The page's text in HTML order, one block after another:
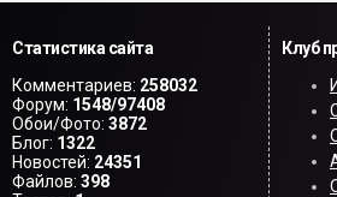
Статистика сайта
Комментариев: 258032
Форум: 1548/97408
Обои/Фото: 3872
Блог: 1322
Новостей: 24351
Файлов: 398
Клуб